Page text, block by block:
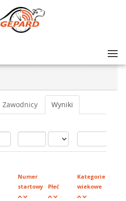
Zawodnicy Wyniki
Numer
startowy
Płeć
Kategorie
wiekowe